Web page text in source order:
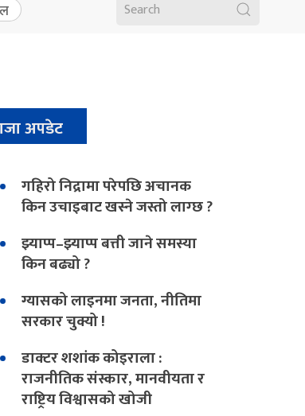
अपडेट
गहिरो निद्रामा परेपछि अचानक
किन उचाइबाट खस्ने जस्तो लाग्छ ?
झ्याप्प–झ्याप्प बत्ती जाने समस्या
किन बढ्यो ?
ग्यासको लाइनमा जनता, नीतिमा
सरकार चुक्यो !
डाक्टर शशांक कोइराला :
राजनीतिक संस्कार, मानवीयता र
राष्ट्रिय विश्वासको खोजी